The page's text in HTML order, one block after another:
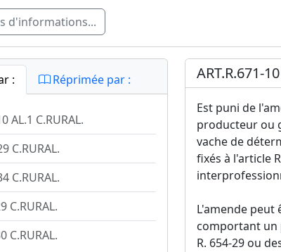
d'informations...
: Réprimée par :
AL.1 C.RURAL.
C.RURAL.
C.RURAL.
C.RURAL.
C.RURAL.
ART.R.671-
Est puni de
producteur ou
vache de
fixés à l'article
L'amende
comportant un
R. 654-29 ou